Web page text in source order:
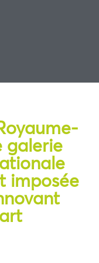
galerie
imposée